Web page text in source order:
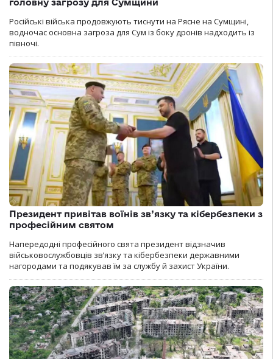
головну загрозу для Сумщини
Російські війська продовжують тиснути на Рясне на Сумщині,
водночас основна загроза для Сум із боку дронів надходить із
півночі.
Президент привітав воїнів зв’язку та кібербезпеки з
професійним святом
Напередодні професійного свята президент відзначив
військовослужбовців зв’язку та кібербезпеки державними
нагородами та подякував їм за службу й захист України.